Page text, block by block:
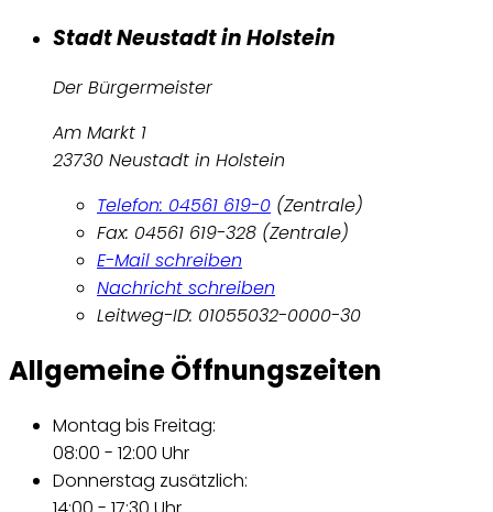
Stadt Neustadt in Holstein
Der Bürgermeister
Am Markt 1
23730 Neustadt in Holstein
Telefon: 04561 619-0 (Zentrale)
Fax: 04561 619-328 (Zentrale)
E-Mail schreiben
Nachricht schreiben
Leitweg-ID: 01055032-0000-30
Allgemeine Öffnungszeiten
Montag bis Freitag:
08:00 - 12:00 Uhr
Donnerstag zusätzlich: